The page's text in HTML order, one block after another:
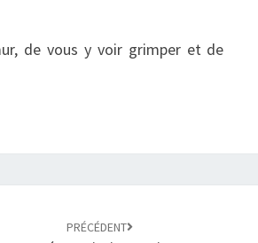
de vous y voir grimper et de
PRÉCÉDENT